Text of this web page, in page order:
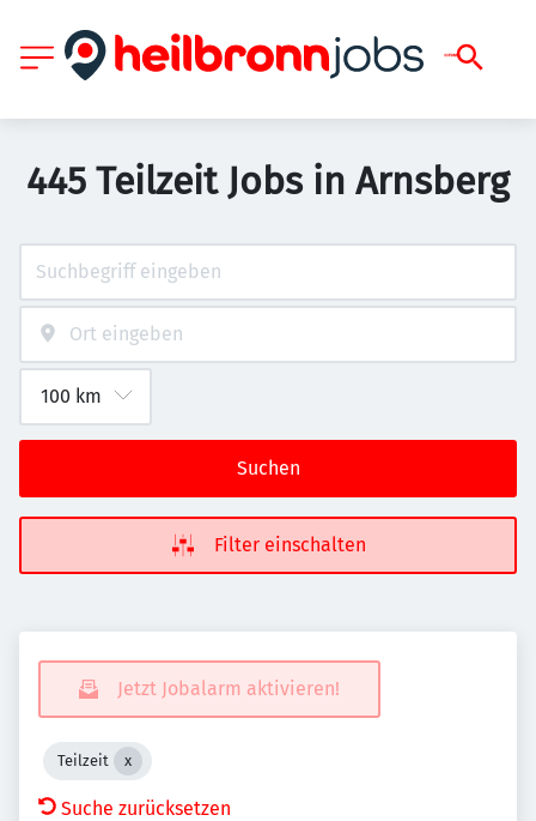
445 Teilzeit Jobs in Arnsberg
Suchen
Filter einschalten
Jetzt Jobalarm aktivieren!
Teilzeit
Suche zurücksetzen